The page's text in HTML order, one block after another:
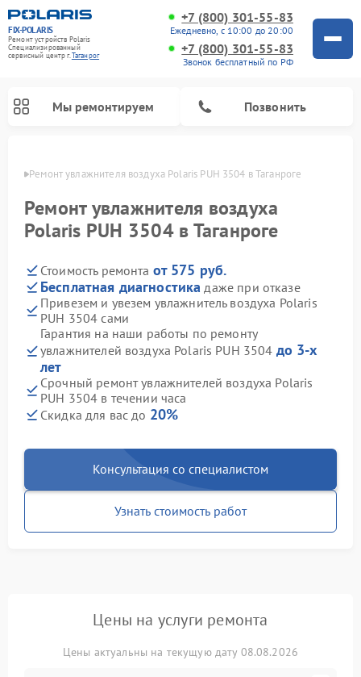
FIX-POLARIS
Ремонт устройств Polaris
Специализированный
cервисный центр г.Таганрог
+7 (800) 301-55-83
Ежедневно, с 10:00 до 20:00
+7 (800) 301-55-83
Звонок бесплатный по РФ
Мы ремонтируем Позвонить
Ремонт увлажнителя воздуха Polaris PUH 3504 в Таганроге
Ремонт увлажнителя воздуха
Polaris PUH 3504 в Таганроге
Стоимость ремонта от 575 руб.
Бесплатная диагностика даже при отказе
Привезем и увезем увлажнитель воздуха Polaris
PUH 3504 сами
Гарантия на наши работы по ремонту
увлажнителей воздуха Polaris PUH 3504 до 3-х
лет
Срочный ремонт увлажнителей воздуха Polaris
PUH 3504 в течении часа
Скидка для вас до 20%
Консультация со специалистом
Узнать стоимость работ
Цены на услуги ремонта
Цены актуальны на текущую дату 08.08.2026